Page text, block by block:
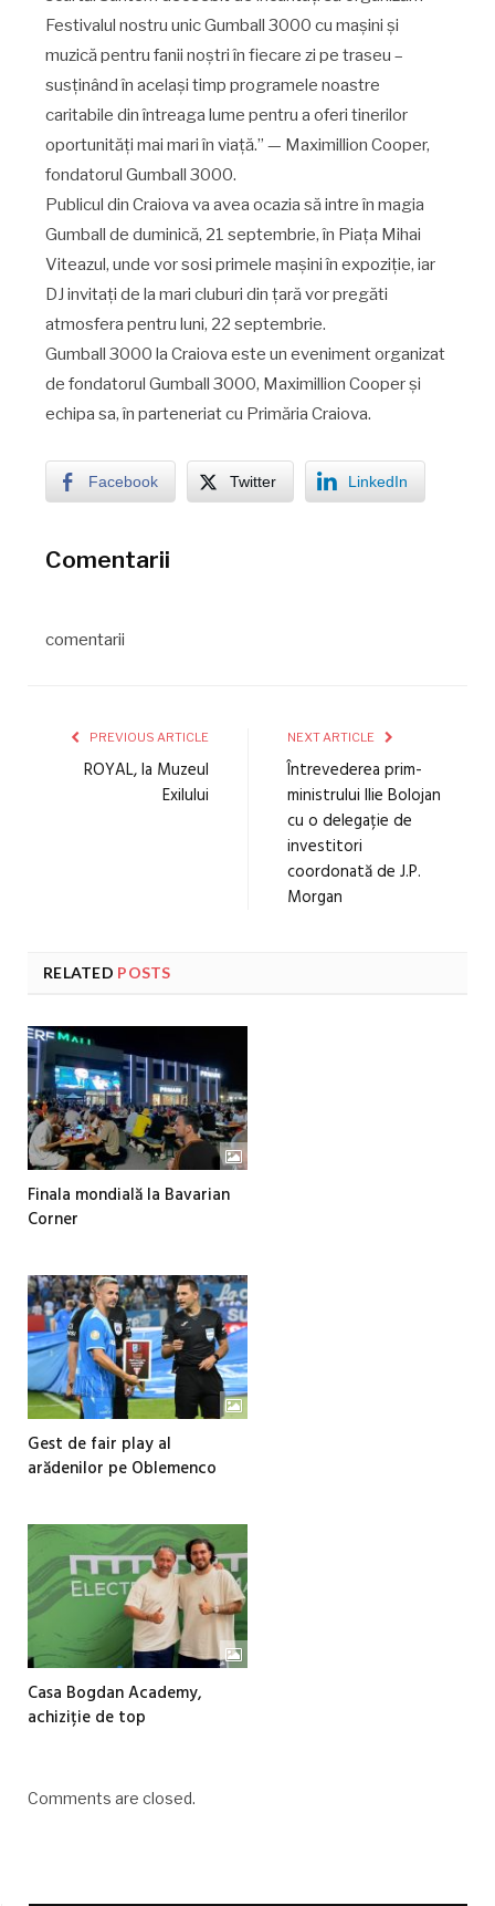
Festivalul nostru unic Gumball 3000 cu mașini și
muzică pentru fanii noștri în fiecare zi pe traseu –
susținând în același timp programele noastre
caritabile din întreaga lume pentru a oferi tinerilor
oportunități mai mari în viață.” — Maximillion Cooper,
fondatorul Gumball 3000.
Publicul din Craiova va avea ocazia să intre în magia
Gumball de duminică, 21 septembrie, în Piața Mihai
Viteazul, unde vor sosi primele mașini în expoziție, iar
DJ invitați de la mari cluburi din țară vor pregăti
atmosfera pentru luni, 22 septembrie.
Gumball 3000 la Craiova este un eveniment organizat
de fondatorul Gumball 3000, Maximillion Cooper și
echipa sa, în parteneriat cu Primăria Craiova.
Facebook Twitter LinkedIn
Comentarii
comentarii
PREVIOUS ARTICLE
ROYAL, la Muzeul
Exilului
NEXT ARTICLE
Întrevederea prim-
ministrului Ilie Bolojan
cu o delegație de
investitori
coordonată de J.P.
Morgan
RELATED POSTS
Finala mondială la Bavarian
Corner
Gest de fair play al
arădenilor pe Oblemenco
Casa Bogdan Academy,
achiziție de top
Comments are closed.